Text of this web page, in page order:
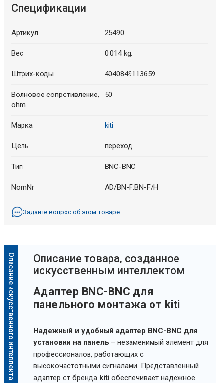
Спецификации
Артикул 25490
Вес 0.014 kg.
Штрих-коды 4040849113659
Волновое сопротивление,
ohm
50
Марка kiti
Цель переход
Тип BNC-BNC
NomNr AD/BN-F:BN-F/H
Задайте вопрос об этом товаре
Описание искусственного интеллекта
Oписание товара, созданное
искусственным интеллектом
Адаптер BNC-BNC для
панельного монтажа от kiti
Надежный и удобный адаптер BNC-BNC для
установки на панель – незаменимый элемент для
профессионалов, работающих с
высокочастотными сигналами. Представленный
адаптер от бренда kiti обеспечивает надежное